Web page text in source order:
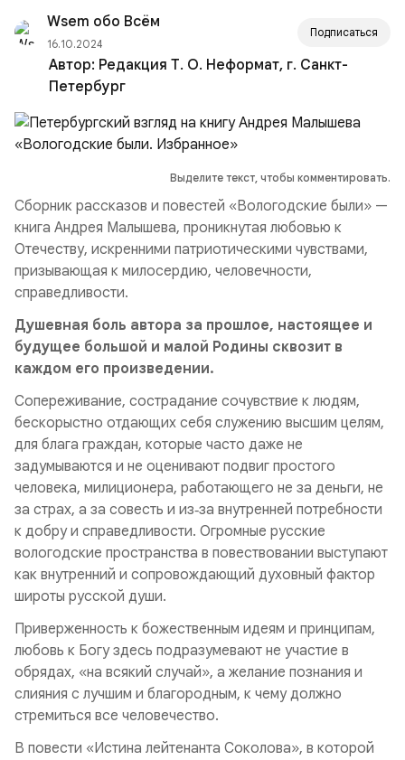
Wsem обо Всём
16.10.2024
Подписаться
Автор: Редакция Т. О. Неформат, г. Санкт-
Петербург
Выделите текст, чтобы комментировать.
Сборник рассказов и повестей «Вологодские были» —
книга Андрея Малышева, проникнутая любовью к
Отечеству, искренними патриотическими чувствами,
призывающая к милосердию, человечности,
справедливости.
Душевная боль автора за прошлое, настоящее и
будущее большой и малой Родины сквозит в
каждом его произведении.
Сопереживание, сострадание сочувствие к людям,
бескорыстно отдающих себя служению высшим целям,
для блага граждан, которые часто даже не
задумываются и не оценивают подвиг простого
человека, милиционера, работающего не за деньги, не
за страх, а за совесть и из‑за внутренней потребности
к добру и справедливости. Огромные русские
вологодские пространства в повествовании выступают
как внутренний и сопровождающий духовный фактор
широты русской души.
Приверженность к божественным идеям и принципам,
любовь к Богу здесь подразумевают не участие в
обрядах, «на всякий случай», а желание познания и
слияния с лучшим и благородным, к чему должно
стремиться все человечество.
В повести «Истина лейтенанта Соколова», в которой